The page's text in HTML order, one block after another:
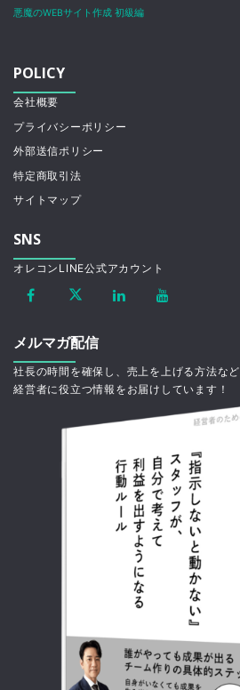
悪魔のWEBサイト作成 初級編
POLICY
会社概要
プライバシーポリシー
外部送信ポリシー
特定商取引法
サイトマップ
SNS
オレコンLINE公式アカウント
メルマガ配信
社長の時間を確保し、売上を上げる方法など
経営者に役立つ情報をお届けしています！